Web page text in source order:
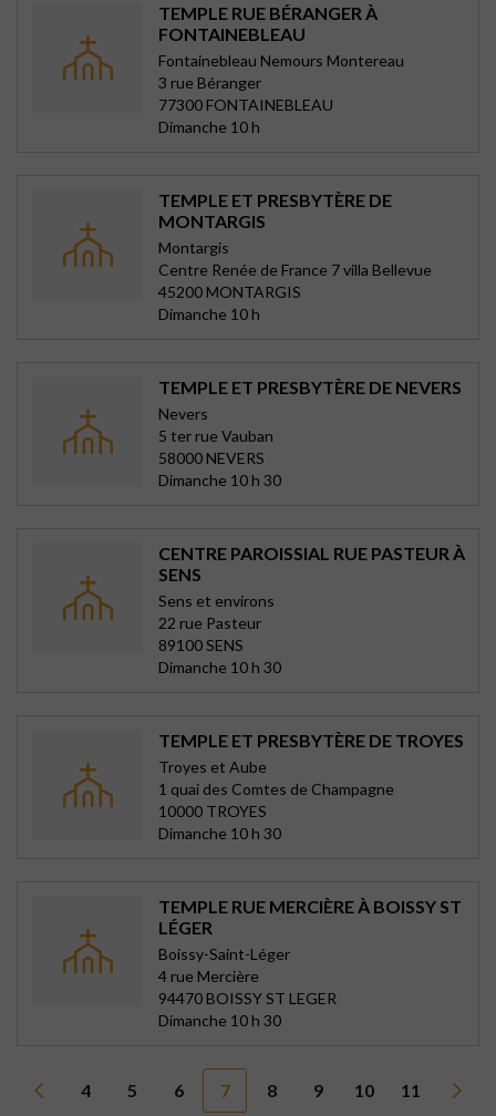
TEMPLE RUE BÉRANGER À
FONTAINEBLEAU
Fontainebleau Nemours Montereau
3 rue Béranger
77300 FONTAINEBLEAU
Dimanche 10 h
TEMPLE ET PRESBYTÈRE DE
MONTARGIS
Montargis
Centre Renée de France 7 villa Bellevue
45200 MONTARGIS
Dimanche 10 h
TEMPLE ET PRESBYTÈRE DE NEVERS
Nevers
5 ter rue Vauban
58000 NEVERS
Dimanche 10 h 30
CENTRE PAROISSIAL RUE PASTEUR À
SENS
Sens et environs
22 rue Pasteur
89100 SENS
Dimanche 10 h 30
TEMPLE ET PRESBYTÈRE DE TROYES
Troyes et Aube
1 quai des Comtes de Champagne
10000 TROYES
Dimanche 10 h 30
TEMPLE RUE MERCIÈRE À BOISSY ST
LÉGER
Boissy-Saint-Léger
4 rue Mercière
94470 BOISSY ST LEGER
Dimanche 10 h 30
4 5 6 7 8 9 10 11